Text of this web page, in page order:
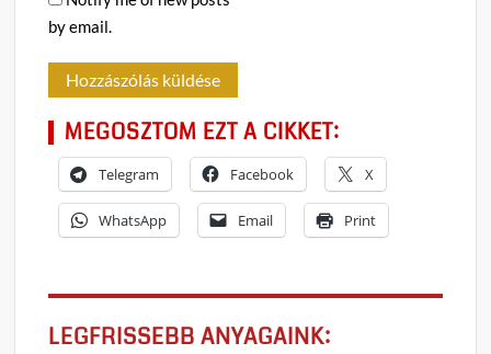
by email.
MEGOSZTOM EZT A CIKKET:
Telegram Facebook X
WhatsApp Email Print
LEGFRISSEBB ANYAGAINK: